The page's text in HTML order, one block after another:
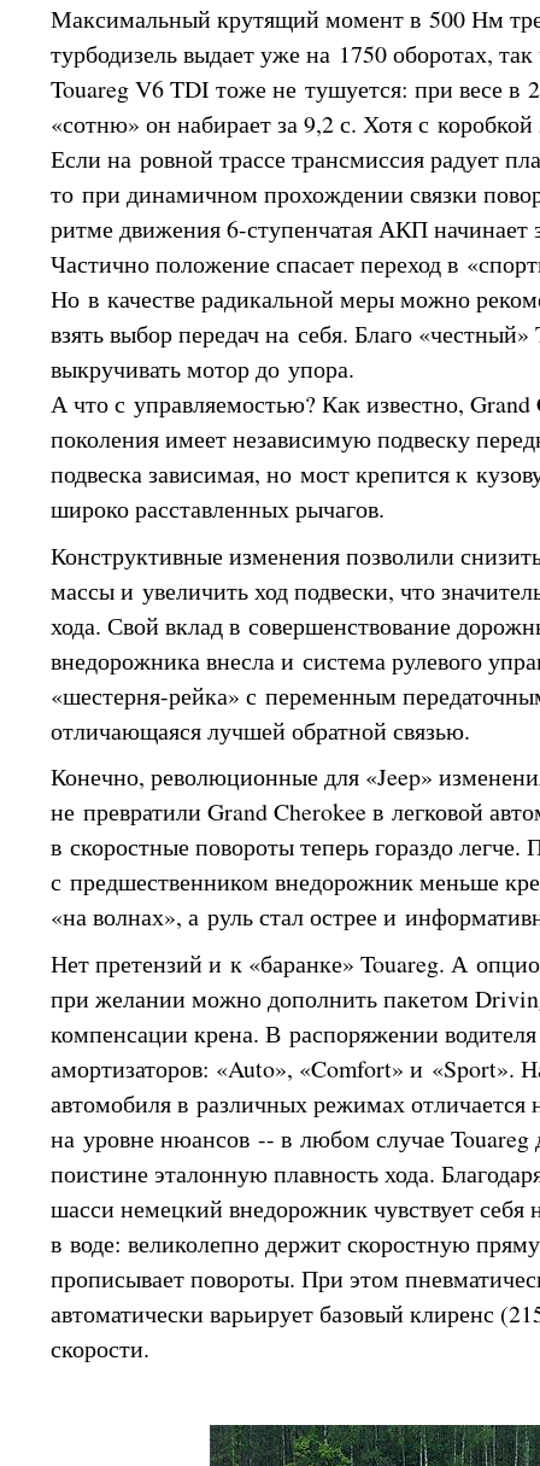
Максимальный крутящий момент в 500 Нм
турбодизель выдает уже на 1750 оборотах,
Touareg V6 TDI тоже не тушуется: при весе в
«сотню» он набирает за 9,2 с. Хотя с коробкой
Если на ровной трассе трансмиссия радует
то при динамичном прохождении связки
ритме движения 6-ступенчатая АКП начинает
Частично положение спасает переход в
Но в качестве радикальной меры можно
взять выбор передач на себя. Благо
выкручивать мотор до упора.
А что с управляемостью? Как известно, Grand
поколения имеет независимую подвеску
подвеска зависимая, но мост крепится к
широко расставленных рычагов.
Конструктивные изменения позволили
массы и увеличить ход подвески, что
хода. Свой вклад в совершенствование
внедорожника внесла и система рулевого
«шестерня-рейка» с переменным
отличающаяся лучшей обратной связью.
Конечно, революционные для «Jeep»
не превратили Grand Cherokee в легковой
в скоростные повороты теперь гораздо
с предшественником внедорожник меньше
«на волнах», а руль стал острее и
Нет претензий и к «баранке» Touareg. А
при желании можно дополнить пакетом
компенсации крена. В распоряжении
амортизаторов: «Auto», «Comfort» и «Sport».
автомобиля в различных режимах отличается
на уровне нюансов -- в любом случае Touareg
поистине эталонную плавность хода.
шасси немецкий внедорожник чувствует себя
в воде: великолепно держит скоростную
прописывает повороты. При этом
автоматически варьирует базовый клиренс
скорости.